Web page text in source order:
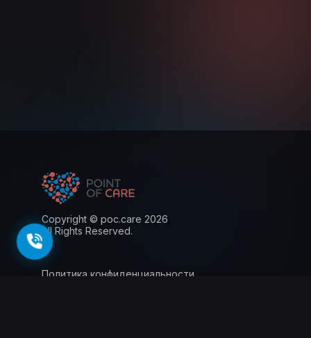
Copyright © poc.care 2026
All Rights Reserved.
Политика конфиденциальности